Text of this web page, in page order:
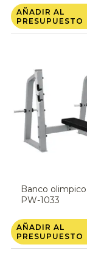
AÑADIR AL
PRESUPUESTO
Banco
PW-1033
AÑADIR AL
PRESUPUESTO